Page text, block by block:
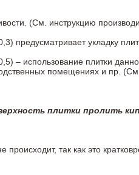
(См. инструкцию
предусматривает укладку
– использование плитки
помещениях и пр.
плитки пролить
происходит, так как это